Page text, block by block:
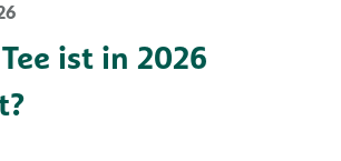
ist in 2026